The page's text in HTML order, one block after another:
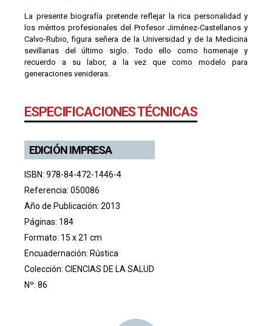
La presente biografía pretende reflejar la rica personalidad y
los méritos profesionales del Profesor Jiménez-Castellanos y
Calvo-Rubio, figura señera de la Universidad y de la Medicina
sevillanas del último siglo. Todo ello como homenaje y
recuerdo a su labor, a la vez que como modelo para
generaciones venideras.
ESPECIFICACIONES TÉCNICAS
EDICIÓN IMPRESA
ISBN: 978-84-472-1446-4
Referencia: 050086
Año de Publicación: 2013
Páginas: 184
Formato: 15 x 21 cm
Encuadernación: Rústica
Colección: CIENCIAS DE LA SALUD
Nº: 86